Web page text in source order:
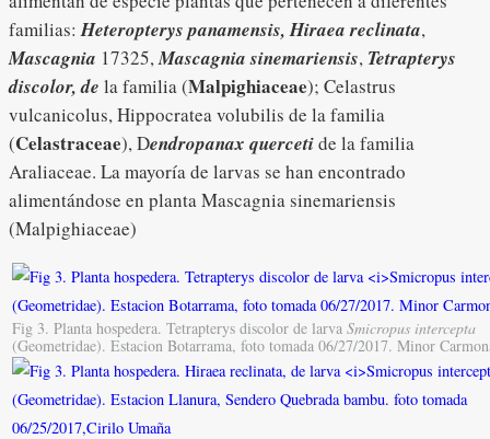
familias:Heteropterys panamensis, Hiraea reclinata,
Mascagnia 17325,Mascagnia sinemariensis, Tetrapterys
discolor, de la familia (Malpighiaceae); Celastrus
vulcanicolus, Hippocratea volubilis de la familia
(Celastraceae), Dendropanax quercetide la familia
Araliaceae. La mayoría de larvas se han encontrado
alimentándose en planta Mascagnia sinemariensis
(Malpighiaceae)
Fig 3. Planta hospedera. Tetrapterys discolor de larva Smicropus intercepta
(Geometridae). Estacion Botarrama, foto tomada 06/27/2017. Minor